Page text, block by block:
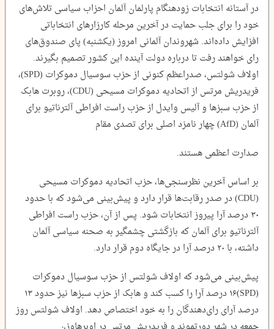
در آستانه انتخابات زودهنگام پارلمان آلمان احزاب سیاسی تلاش‌های
خود را برای جلب حمایت در آخرین مرحله کارزارهای انتخاباتی
افزایش داده‌اند. شهروندان آلمانی امروز (یکشنبه) پای صندوق‌های
رای خواهند رفت تا درباره دولت آینده این کشور تصمیم بگیرند.
اولاف شولتس، صدراعظم کنونی از حزب سوسیال دموکرات (SPD)،
فریدریش مرتس از اتحادیه دموکرات مسیحی (CDU)، روبرت هابک
از حزب سبزها و آلیس وایدل از حزب راست افراطی آلترناتیو برای
آلمان (AfD) چهار نامزد اصلی برای تصدی مقام
صدارت اعظمی هستند.
بر اساس آخرین نظرسنجی‌ها، حزب اتحادیه دموکرات مسیحی
(CDU) در صدر رقابت‌ها قرار دارد و پیش‌بینی می‌شود که با حدود
۳۰ درصد آرا پیروز انتخابات شود. پس از آن، حزب راست افراطی
آلترناتیو برای آلمان که بازگشتی چشمگیر به صحنه سیاسی آلمان
داشته، با ۲۰ درصد آرا در جایگاه دوم قرار دارد.
پیش‌بینی می‌شود که اولاف شولتس از حزب سوسیال دموکرات
(SPD)۱۶ درصد آرا را کسب کند و هابک از حزب سبزها نیز حدود ۱۳
درصد آرای رای‌دهندگان را به خود اختصاص دهد. اولاف شولتس روز